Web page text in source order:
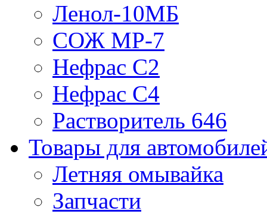
Ленол-10МБ
СОЖ МР-7
Нефрас С2
Нефрас С4
Растворитель 646
Товары для
Летняя омывайка
Запчасти